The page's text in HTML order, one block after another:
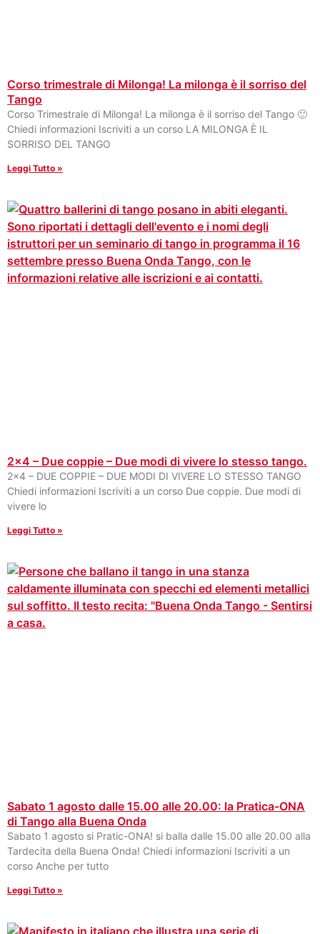
Corso trimestrale di Milonga! La milonga è il sorriso del
Tango
Corso Trimestrale di Milonga! La milonga è il sorriso del Tango 🙂
Chiedi informazioni Iscriviti a un corso LA MILONGA È IL
SORRISO DEL TANGO
Leggi Tutto »
2×4 – Due coppie – Due modi di vivere lo stesso tango.
2×4 – DUE COPPIE – DUE MODI DI VIVERE LO STESSO TANGO
Chiedi informazioni Iscriviti a un corso Due coppie. Due modi di
vivere lo
Leggi Tutto »
Sabato 1 agosto dalle 15.00 alle 20.00: la Pratica-ONA
di Tango alla Buena Onda
Sabato 1 agosto si Pratic-ONA! si balla dalle 15.00 alle 20.00 alla
Tardecita della Buena Onda! Chiedi informazioni Iscriviti a un
corso Anche per tutto
Leggi Tutto »